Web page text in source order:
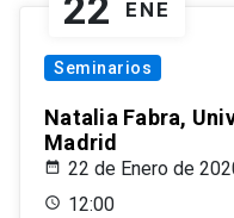
22 ENE
Seminarios
Natalia Fabra,
Madrid
22 de Enero de
12:00